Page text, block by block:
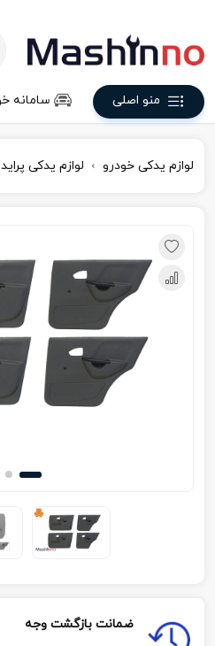
منو اصلی سامانه
لوازم یدکی خودرو لوازم یدکی پراید
ضمانت بازگشت وجه